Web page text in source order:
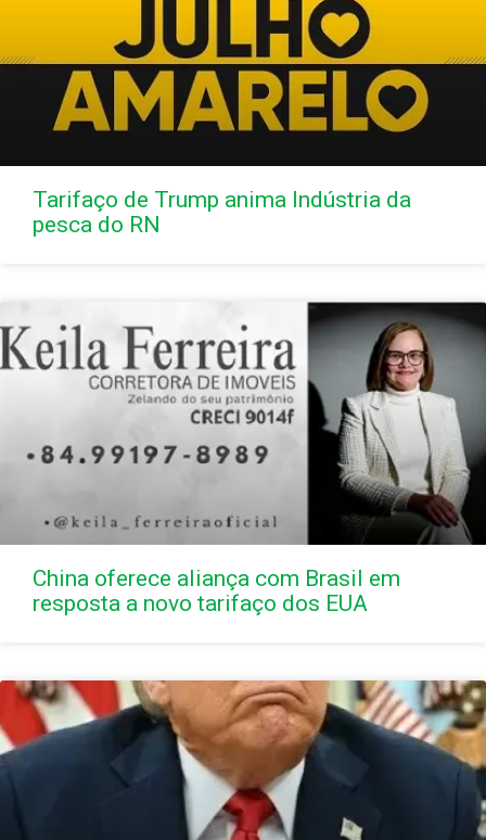
Tarifaço de Trump anima Indústria da
pesca do RN
China oferece aliança com Brasil em
resposta a novo tarifaço dos EUA